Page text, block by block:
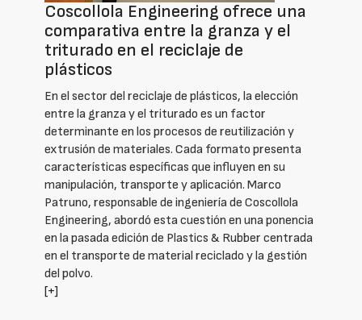
Coscollola Engineering ofrece una
comparativa entre la granza y el
triturado en el reciclaje de
plásticos
En el sector del reciclaje de plásticos, la elección
entre la granza y el triturado es un factor
determinante en los procesos de reutilización y
extrusión de materiales. Cada formato presenta
características específicas que influyen en su
manipulación, transporte y aplicación. Marco
Patruno, responsable de ingeniería de Coscollola
Engineering, abordó esta cuestión en una ponencia
en la pasada edición de Plastics & Rubber centrada
en el transporte de material reciclado y la gestión
del polvo.
[+]